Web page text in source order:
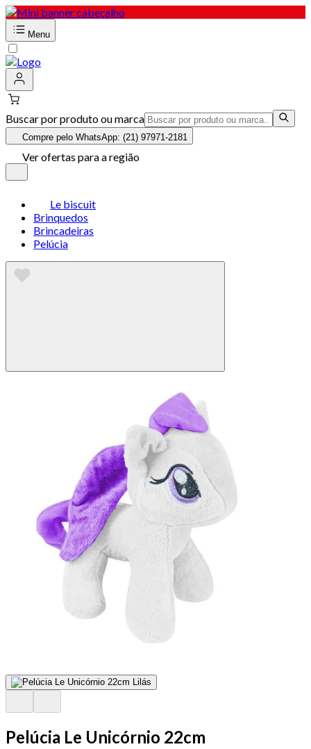
Menu
Buscar por produto ou marca
Compre pelo WhatsApp: (21) 97971-2181
Ver ofertas para a região
Le biscuit
Brinquedos
Brincadeiras
Pelúcia
Pelúcia Le Unicórnio 22cm